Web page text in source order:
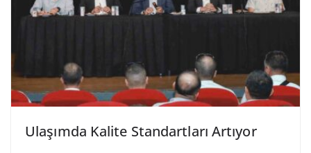
Ulaşımda Kalite Standartları Artıyor